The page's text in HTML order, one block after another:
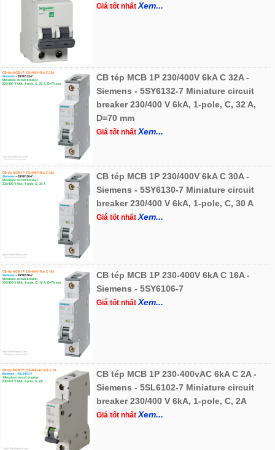
Giá tốt nhấtXem...
CB tép MCB 1P 230/400V 6kA C 32A -
Siemens - 5SY6132-7 Miniature circuit
breaker 230/400 V 6kA, 1-pole, C, 32 A,
D=70 mm
Giá tốt nhấtXem...
CB tép MCB 1P 230/400V 6kA C 30A -
Siemens - 5SY6130-7 Miniature circuit
breaker 230/400 V 6kA, 1-pole, C, 30 A
Giá tốt nhấtXem...
CB tép MCB 1P 230-400V 6kA C 16A -
Siemens - 5SY6106-7
Giá tốt nhấtXem...
CB tép MCB 1P 230-400vAC 6kA C 2A -
Siemens - 5SL6102-7 Miniature circuit
breaker 230/400 V 6kA, 1-pole, C, 2A
Giá tốt nhấtXem...